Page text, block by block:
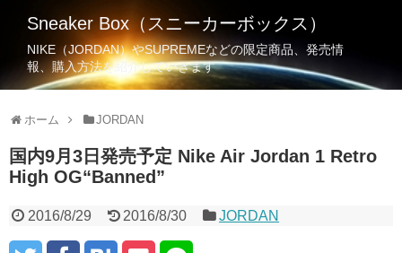
Sneaker Box（スニーカーボックス）
NIKE（JORDAN）やSUPREMEなどの限定商品、発売情
報、購入方法を紹介していきます
ホーム JORDAN
国内9月3日発売予定 Nike Air Jordan 1 Retro
High OG“Banned”
2016/8/29 2016/8/30 JORDAN